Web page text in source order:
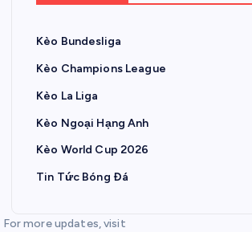
Kèo Bundesliga
Kèo Champions League
Kèo La Liga
Kèo Ngoại Hạng Anh
Kèo World Cup 2026
Tin Tức Bóng Đá
For more updates, visit